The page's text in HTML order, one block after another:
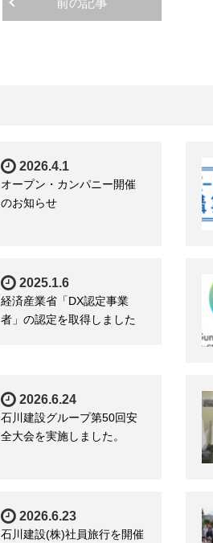
前の記事
2026.4.1
オープン・カンパニー開催
のお知らせ
2025.1.6
経済産業省「DX認定事業
者」の認定を取得しました
2026.6.24
石川建設グループ第50回安
全大会を実施しました。
2026.6.23
石川建設(株)社員旅行を開催